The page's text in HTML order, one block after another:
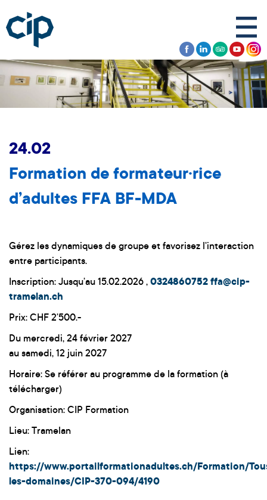
24.02
Formation de formateur·rice
d’adultes FFA BF-MDA
Gérez les dynamiques de groupe et favorisez l'interaction
entre participants.
Inscription: Jusqu'au 15.02.2026 , 0324860752 ffa@cip-
tramelan.ch
Prix: CHF 2'500.-
Du mercredi, 24 février 2027
au samedi, 12 juin 2027
Horaire: Se référer au programme de la formation (à
télécharger)
Organisation: CIP Formation
Lieu: Tramelan
Lien:
https://www.portailformationadultes.ch/Formation/
les-domaines/CIP-370-094/4190